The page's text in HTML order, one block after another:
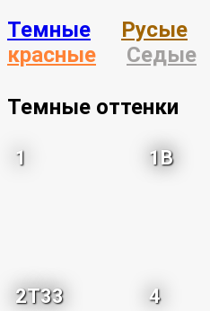
Темные Русые
красные
Седые
Темные оттенки
1 1B
2T33 4